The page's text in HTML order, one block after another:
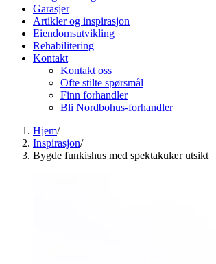
Garasjer
Artikler og inspirasjon
Eiendomsutvikling
Rehabilitering
Kontakt
Kontakt oss
Ofte stilte spørsmål
Finn forhandler
Bli Nordbohus-forhandler
Hjem/
Inspirasjon/
Bygde funkishus med spektakulær utsikt